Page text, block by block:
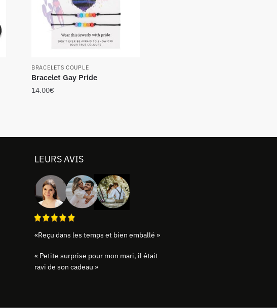
BRACELETS COUPLE
Bracelet Gay Pride
14.00€
LEURS AVIS
«Reçu dans les temps et bien emballé »
« Petite surprise pour mon mari, il était
ravi de son cadeau »